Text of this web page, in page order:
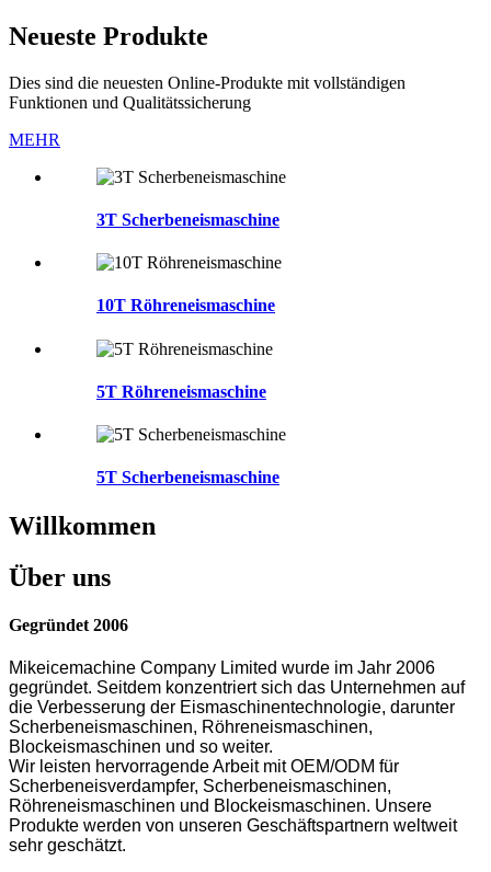
Neueste Produkte
Dies sind die neuesten Online-Produkte mit vollständigen
Funktionen und Qualitätssicherung
MEHR
3T Scherbeneismaschine
10T Röhreneismaschine
5T Röhreneismaschine
5T Scherbeneismaschine
Willkommen
Über uns
Gegründet 2006
Mikeicemachine Company Limited wurde im Jahr 2006
gegründet. Seitdem konzentriert sich das Unternehmen auf
die Verbesserung der Eismaschinentechnologie, darunter
Scherbeneismaschinen, Röhreneismaschinen,
Blockeismaschinen und so weiter.
Wir leisten hervorragende Arbeit mit OEM/ODM für
Scherbeneisverdampfer, Scherbeneismaschinen,
Röhreneismaschinen und Blockeismaschinen. Unsere
Produkte werden von unseren Geschäftspartnern weltweit
sehr geschätzt.